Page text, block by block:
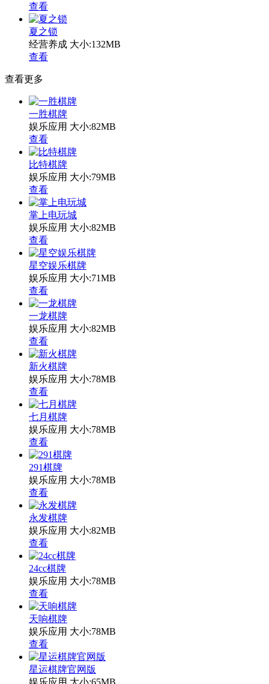
查看
夏之锁
经营养成 大小:132MB
查看
查看更多
一胜棋牌
娱乐应用 大小:82MB
查看
比特棋牌
娱乐应用 大小:79MB
查看
掌上电玩城
娱乐应用 大小:82MB
查看
星空娱乐棋牌
娱乐应用 大小:71MB
查看
一龙棋牌
娱乐应用 大小:82MB
查看
新火棋牌
娱乐应用 大小:78MB
查看
七月棋牌
娱乐应用 大小:78MB
查看
291棋牌
娱乐应用 大小:78MB
查看
永发棋牌
娱乐应用 大小:82MB
查看
24cc棋牌
娱乐应用 大小:78MB
查看
天响棋牌
娱乐应用 大小:78MB
查看
星运棋牌官网版
娱乐应用 大小:65MB